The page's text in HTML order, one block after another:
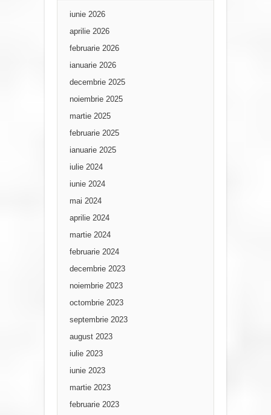
iunie 2026
aprilie 2026
februarie 2026
ianuarie 2026
decembrie 2025
noiembrie 2025
martie 2025
februarie 2025
ianuarie 2025
iulie 2024
iunie 2024
mai 2024
aprilie 2024
martie 2024
februarie 2024
decembrie 2023
noiembrie 2023
octombrie 2023
septembrie 2023
august 2023
iulie 2023
iunie 2023
martie 2023
februarie 2023